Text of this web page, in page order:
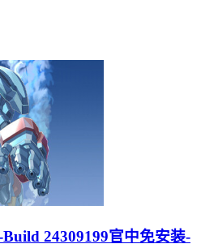
Build 24309199官中免安装-